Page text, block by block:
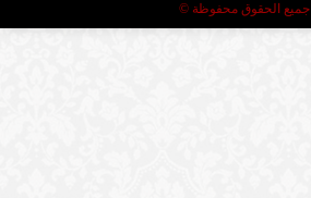
جميع الحقوق محفوظة ©